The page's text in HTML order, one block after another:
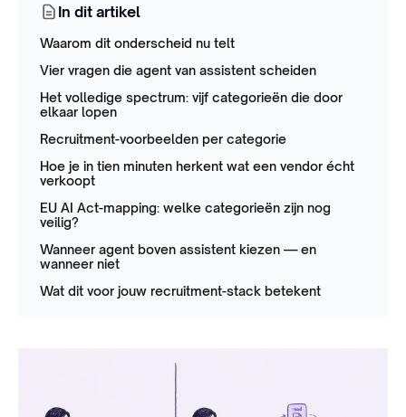
In dit artikel
Waarom dit onderscheid nu telt
Vier vragen die agent van assistent scheiden
Het volledige spectrum: vijf categorieën die door
elkaar lopen
Recruitment-voorbeelden per categorie
Hoe je in tien minuten herkent wat een vendor écht
verkoopt
EU AI Act-mapping: welke categorieën zijn nog
veilig?
Wanneer agent boven assistent kiezen — en
wanneer niet
Wat dit voor jouw recruitment-stack betekent